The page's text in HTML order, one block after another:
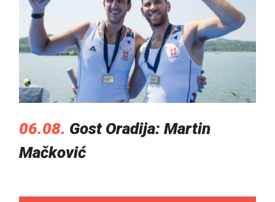
06.08. Gost Oradija: Martin
Mačković